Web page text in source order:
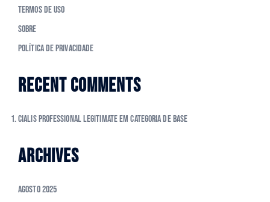
Termos de Uso
Sobre
Política de Privacidade
RECENT COMMENTS
cialis professional legitimateemCategoria de Base
ARCHIVES
Agosto 2025